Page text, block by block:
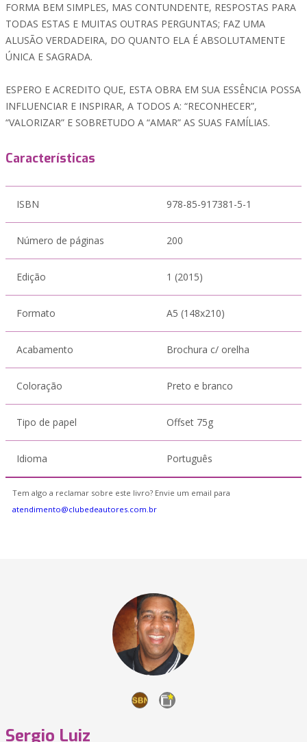
FORMA BEM SIMPLES, MAS CONTUNDENTE, RESPOSTAS PARA
TODAS ESTAS E MUITAS OUTRAS PERGUNTAS; FAZ UMA
ALUSÃO VERDADEIRA, DO QUANTO ELA É ABSOLUTAMENTE
ÚNICA E SAGRADA.
ESPERO E ACREDITO QUE, ESTA OBRA EM SUA ESSÊNCIA POSSA
INFLUENCIAR E INSPIRAR, A TODOS A: “RECONHECER”,
“VALORIZAR” E SOBRETUDO A “AMAR” AS SUAS FAMÍLIAS.
Características
ISBN 978-85-917381-5-1
Número de páginas 200
Edição 1 (2015)
Formato A5 (148x210)
Acabamento Brochura c/ orelha
Coloração Preto e branco
Tipo de papel Offset 75g
Idioma Português
Tem algo a reclamar sobre este livro? Envie um email para
atendimento@clubedeautores.com.br
Sergio Luiz